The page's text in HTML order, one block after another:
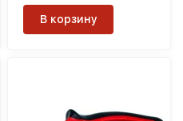
В корзину